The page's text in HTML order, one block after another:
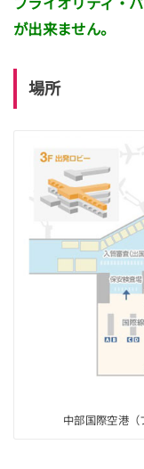
プライオリティ・
が出来ません。
場所
中部国際空港